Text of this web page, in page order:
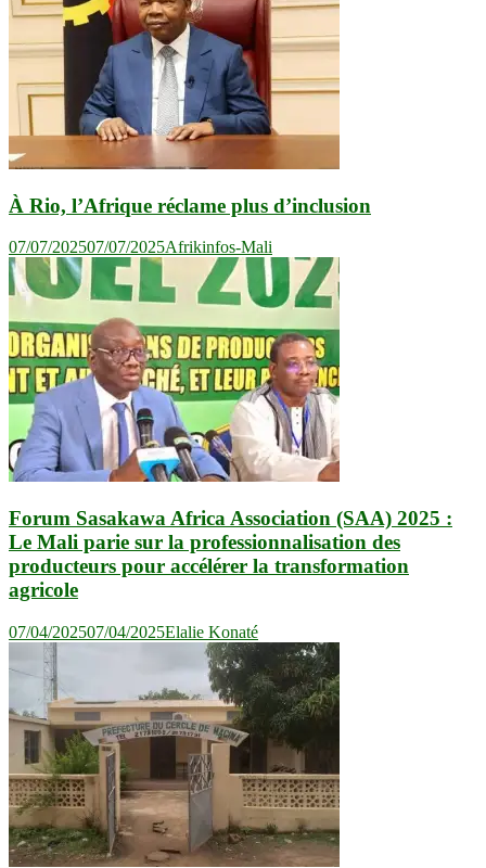
À Rio, l’Afrique réclame plus d’inclusion
07/07/202507/07/2025Afrikinfos-Mali
Forum Sasakawa Africa Association (SAA) 2025 :
Le Mali parie sur la professionnalisation des
producteurs pour accélérer la transformation
agricole
07/04/202507/04/2025Elalie Konaté